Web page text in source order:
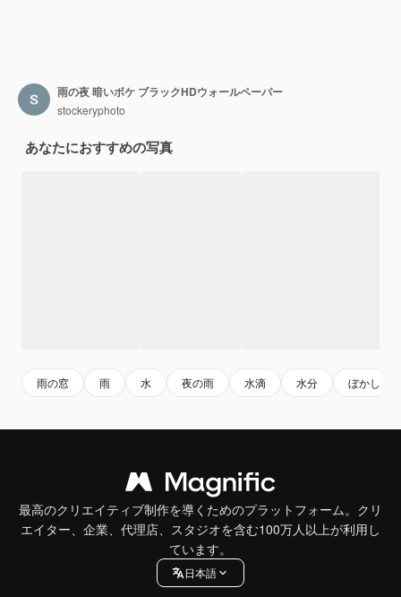
雨の夜 暗いボケ ブラックHDウォールペーパー
stockeryphoto
あなたにおすすめの写真
雨の窓 雨 水 夜の雨 水滴 水分 ぼかし
最高のクリエイティブ制作を導くためのプラットフォーム。クリ
エイター、企業、代理店、スタジオを含む100万人以上が利用し
ています。
日本語